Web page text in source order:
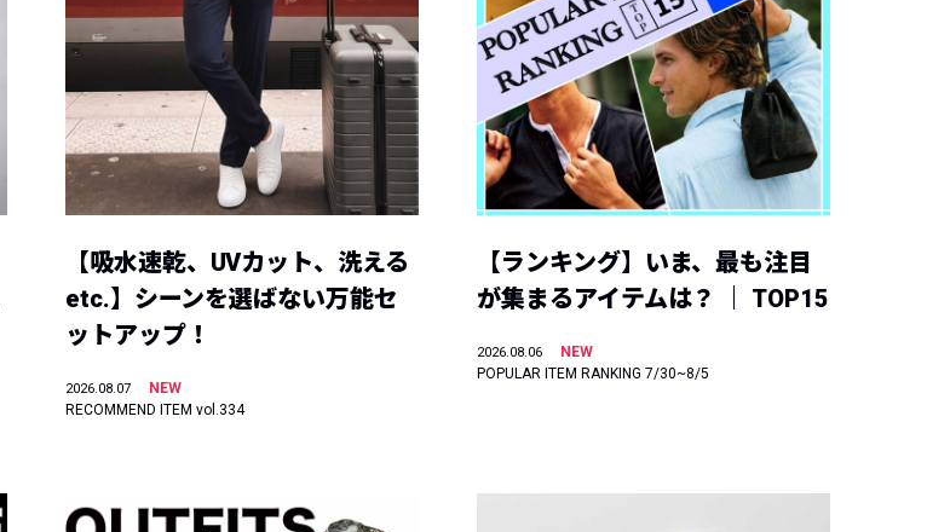
【吸水速乾、UVカット、洗える
etc.】シーンを選ばない万能セ
ットアップ！
2026.08.07
NEW
RECOMMEND ITEM vol.334
【ランキング】いま、最も注目
が集まるアイテムは？ ｜ TOP15
2026.08.06
NEW
POPULAR ITEM RANKING 7/30~8/5